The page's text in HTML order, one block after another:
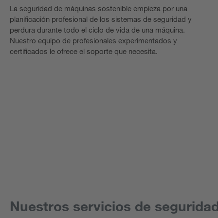
La seguridad de máquinas sostenible empieza por una
planificación profesional de los sistemas de seguridad y
perdura durante todo el ciclo de vida de una máquina.
Nuestro equipo de profesionales experimentados y
certificados le ofrece el soporte que necesita.
Nuestros servicios de